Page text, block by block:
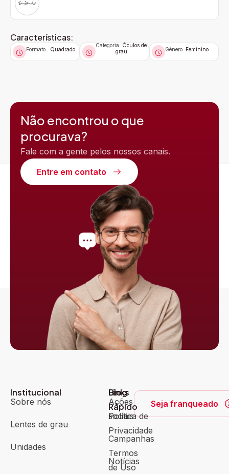
Características:
Formato:: Quadrado
Categoria:Óculos de
grau
Gênero: Feminino
Não encontrou o que
procurava?
Fale com a gente pelos nossos canais.
Entre em contato
Institucional
Sobre nós
Lentes de grau
Unidades
Blog
Ações
sociais
Campanhas
Notícias
Links
Rápido
Política de
Privacidade
Termos
de Uso
Seja franqueado